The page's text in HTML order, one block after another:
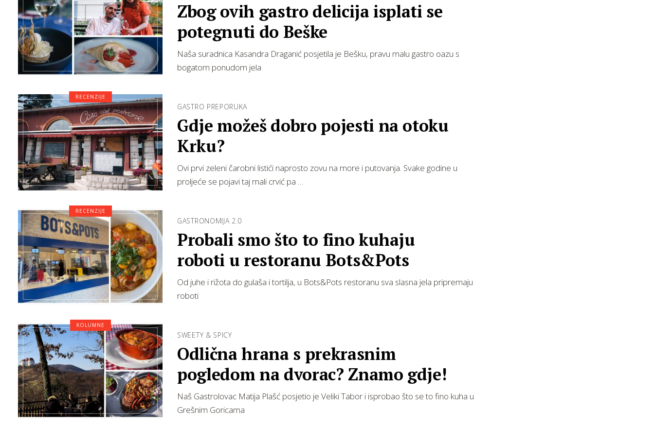
Zbog ovih gastro delicija isplati se
potegnuti do Beške
Naša suradnica Kasandra Draganić posjetila je Bešku, pravu malu gastro oazu s
bogatom ponudom jela
GASTRO PREPORUKA
Gdje možeš dobro pojesti na otoku
Krku?
Ovi prvi zeleni čarobni listići naprosto zovu na more i putovanja. Svake godine u
proljeće se pojavi taj mali crvić pa …
RECENZIJE
GASTRONOMIJA 2.0
Probali smo što to fino kuhaju
roboti u restoranu Bots&Pots
Od juhe i rižota do gulaša i tortilja, u Bots&Pots restoranu sva slasna jela pripremaju
roboti
RECENZIJE
SWEETY & SPICY
Odlična hrana s prekrasnim
pogledom na dvorac? Znamo gdje!
Naš Gastrolovac Matija Plašć posjetio je Veliki Tabor i isprobao što se to fino kuha u
Grešnim Goricama
KOLUMNE